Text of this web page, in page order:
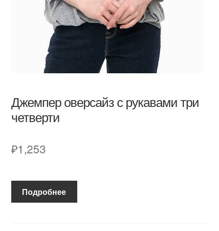
Джемпер оверсайз с рукавами три
четверти
₽1,253
Подробнее